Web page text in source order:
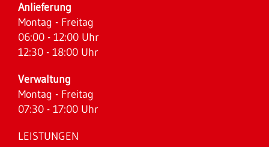
Anlieferung
Montag - Freitag
06:00 - 12:00 Uhr
12:30 - 18:00 Uhr
Verwaltung
Montag - Freitag
07:30 - 17:00 Uhr
LEISTUNGEN